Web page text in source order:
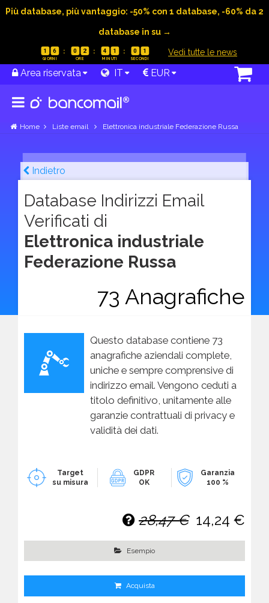
Più database, più vantaggio: -50% con 1 database, -60% da 2
database in su →
1 6 0 2 4 1 0 0 Vedi tutte le news
Area riservata IT EUR
Home Liste email Elettronica industriale Federazione Russa
Indietro
Database Indirizzi Email
Verificati di
Elettronica industriale
Federazione Russa
73 Anagrafiche
Questo database contiene 73
anagrafiche aziendali complete,
uniche e sempre comprensive di
indirizzo email. Vengono ceduti a
titolo definitivo, unitamente alle
garanzie contrattuali di privacy e
validità dei dati.
Target
su misura
GDPR
OK
Garanzia
100 %
28,47 € 14,24 €
Esempio
Acquista